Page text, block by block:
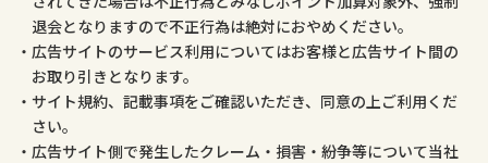
退会となりますので不正行為は絶対におやめください。
広告サイトのサービス利用についてはお客様と広告サイト間の
お取り引きとなります。
サイト規約、記載事項をご確認いただき、同意の上ご利用くだ
さい。
広告サイト側で発生したクレーム・損害・紛争等について当社